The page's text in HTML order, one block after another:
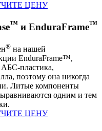
ЦЕНУ
™ и EnduraFrame™
® на нашей
EnduraFrame™,
пластика,
поэтому она никогда
Литые компоненты
одним и тем
ЦЕНУ